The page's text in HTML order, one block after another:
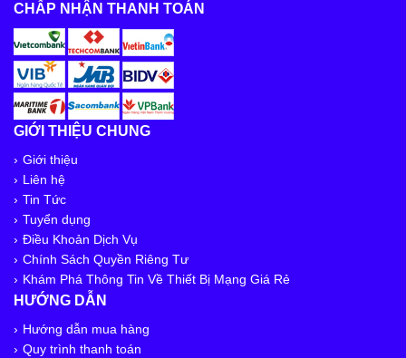
CHẤP NHẬN THANH TOÁN
GIỚI THIỆU CHUNG
Giới thiệu
Liên hệ
Tin Tức
Tuyển dụng
Điều Khoản Dịch Vụ
Chính Sách Quyền Riêng Tư
Khám Phá Thông Tin Về Thiết Bị Mạng Giá Rẻ
HƯỚNG DẪN
Hướng dẫn mua hàng
Quy trình thanh toán